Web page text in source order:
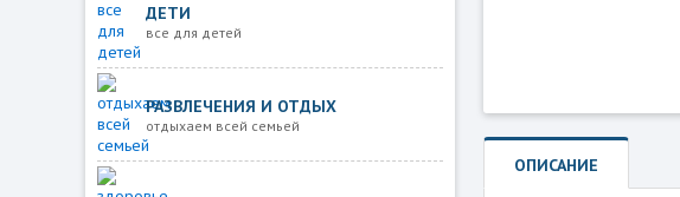
ДЕТИ
все для детей
РАЗВЛЕЧЕНИЯ И ОТДЫХ
отдыхаем всей семьей
ОПИСАНИЕ